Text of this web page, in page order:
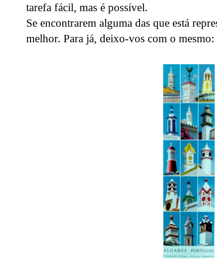
tarefa fácil, mas é possível.
Se encontrarem alguma das que está
melhor. Para já, deixo-vos com o mesmo: